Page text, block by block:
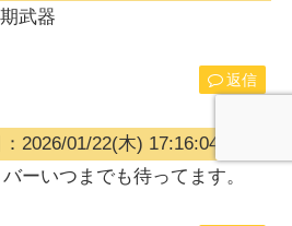
武器
返信
2026/01/22(木) 17:16:04
ーいつまでも待ってます。